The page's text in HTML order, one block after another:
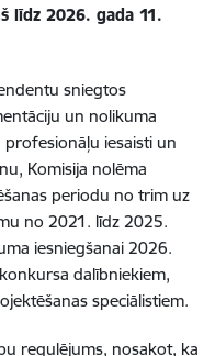
līdz 2026. gada 11.
sniegtos
un nolikuma
profesionāļu iesaisti un
Komisija nolēma
periodu no trim uz
no 2021. līdz 2025.
iesniegšanai 2026.
dalībniekiem,
speciālistiem.
regulējums, nosakot, ka